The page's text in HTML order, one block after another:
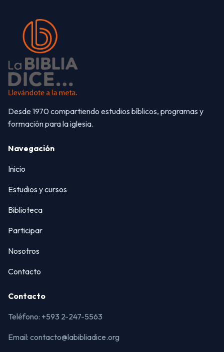
Desde 1970 compartiendo estudios bíblicos, programas y
formación para la iglesia.
Navegación
Inicio
Estudios y cursos
Biblioteca
Participar
Nosotros
Contacto
Contacto
Teléfono: +593 2-247-5563
Email: contacto@labibliadice.org